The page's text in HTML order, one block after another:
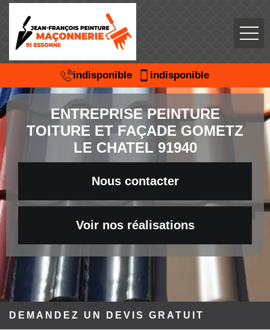
indisponible indisponible
ENTREPRISE PEINTURE
TOITURE ET FAÇADE GOMETZ
LE CHATEL 91940
Nous contacter
Voir nos réalisations
DEMANDEZ UN DEVIS GRATUIT